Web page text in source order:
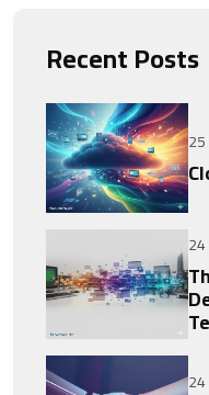
Recent Posts